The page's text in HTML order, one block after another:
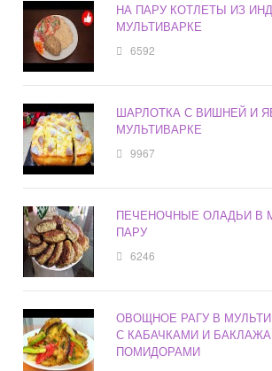
НА ПАРУ КОТЛЕТЫ ИЗ
МУЛЬТИВАРКЕ
6592
ШАРЛОТКА С ВИШНЕЙ И
МУЛЬТИВАРКЕ
9967
ПЕЧЕНОЧНЫЕ ОЛАДЬИ В
ПАРУ
6246
ОВОЩНОЕ РАГУ В
С КАБАЧКАМИ И
ПОМИДОРАМИ